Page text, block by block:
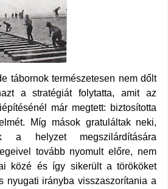
tábornok természetesen nem dőlt
a stratégiát folytatta, amit az
már megtett: biztosította
Míg másokgratuláltak neki,
helyzet megszilárdítására
tovább nyomult előre, nem
közé és így sikerült a törököket
nyugati irányba visszaszorítania a